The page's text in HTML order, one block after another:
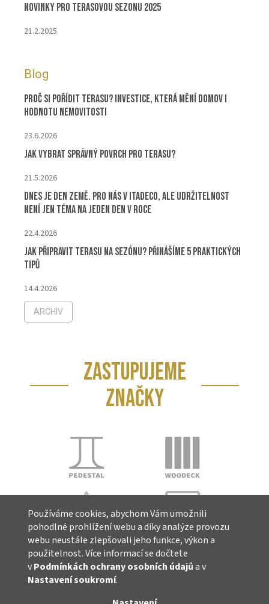
Používáme cookies, abychom Vám umožnili
pohodlné prohlížení webu a díky analýze provozu
webu neustále zlepšovali jeho funkce, výkon a
použitelnost. Více informací se dočtete
vPodmínkách ochrany osobních údajůa v
Nastavení soukromí.
Novinky pro terasovou sezonu 2025
21.2.2025
Blog
Proč si pořídit terasu? Investice, která mění domov i
hodnotu nemovitosti
23.6.2026
Jak vybrat správný povrch pro terasu?
21.5.2026
Dnes je Den Země. Pro nás v ITADECO, ale udržitelnost
není jen téma na jeden den v roce
22.4.2026
Jak připravit terasu na sezónu? Přinášíme 5 praktických
tipů
14.4.2026
ARCHIV
ZASTUPUJEME
ZNAČKY
Vytvořil Shoptet